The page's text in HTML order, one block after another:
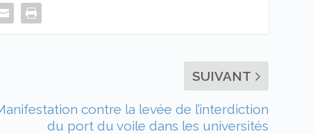
SUIVANT
contre la levée de l’interdiction
du port du voile dans les universités